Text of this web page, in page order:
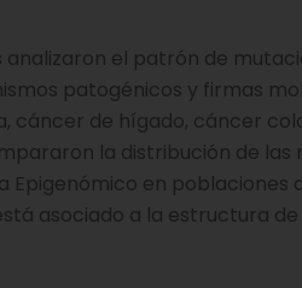
el patrón de
patogénicos y firmas
cáncer de hígado, cáncer
la distribución de las
en poblaciones
asociado a la estructura